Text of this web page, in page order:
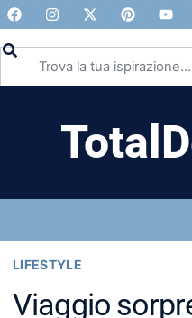
LIFESTYLE
Viaggio